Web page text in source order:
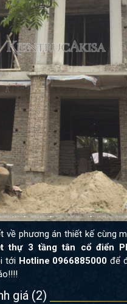
về phương án thiết kế cùng
thự 3 tầng tân cổ điển
tới Hotline 0966885000 để
giá (2)